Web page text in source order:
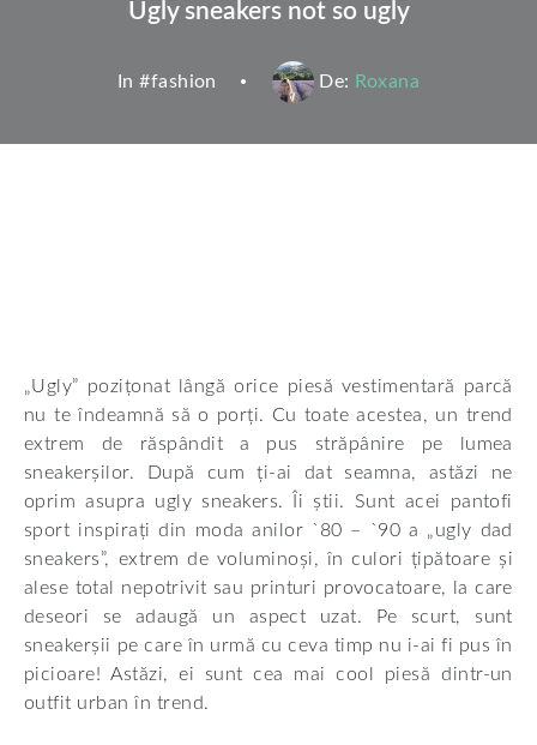
Ugly sneakers not so ugly
In #fashion De: Roxana
„Ugly” pozițonat lângă orice piesă vestimentară parcă
nu te îndeamnă să o porți. Cu toate acestea, un trend
extrem de răspândit a pus străpânire pe lumea
sneakerșilor. După cum ți-ai dat seamna, astăzi ne
oprim asupra ugly sneakers. Îi știi. Sunt acei pantofi
sport inspirați din moda anilor `80 – `90 a „ugly dad
sneakers”, extrem de voluminoși, în culori țipătoare și
alese total nepotrivit sau printuri provocatoare, la care
deseori se adaugă un aspect uzat. Pe scurt, sunt
sneakerșii pe care în urmă cu ceva timp nu i-ai fi pus în
picioare! Astăzi, ei sunt cea mai cool piesă dintr-un
outfit urban în trend.